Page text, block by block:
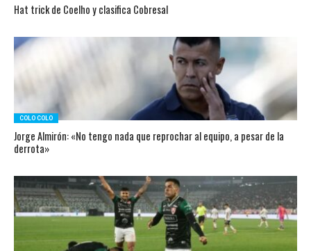
Hat trick de Coelho y clasifica Cobresal
COLO COLO
Jorge Almirón: «No tengo nada que reprochar al equipo, a pesar de la
derrota»